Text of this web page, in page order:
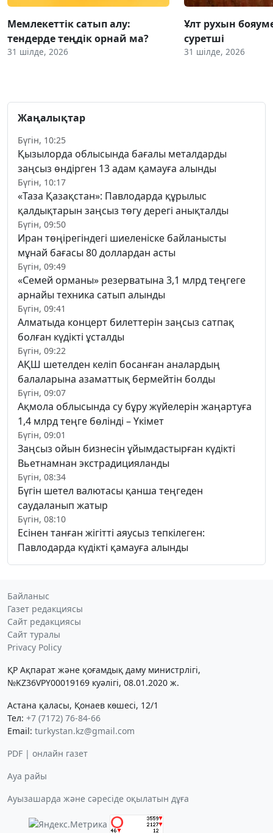
Мемлекеттік сатып алу:
тендерде теңдік орнай ма?
31 шілде, 2026
Ұлт рухын
суретші
31 шілде, 2026
Жаңалықтар
Бүгін, 10:25
Қызылорда облысында бағалы металдарды
заңсыз өндірген 13 адам қамауға алынды
Бүгін, 10:17
«Таза Қазақстан»: Павлодарда құрылыс
қалдықтарын заңсыз төгу дерегі анықталды
Бүгін, 09:50
Иран төңірегіндегі шиеленіске байланысты
мұнай бағасы 80 доллардан асты
Бүгін, 09:49
«Семей орманы» резерватына 3,1 млрд теңгеге
арнайы техника сатып алынды
Бүгін, 09:41
Алматыда концерт билеттерін заңсыз сатпақ
болған күдікті ұсталды
Бүгін, 09:22
АҚШ шетелден келіп босанған аналардың
балаларына азаматтық бермейтін болды
Бүгін, 09:07
Ақмола облысында су бұру жүйелерін жаңартуға
1,4 млрд теңге бөлінді – Үкімет
Бүгін, 09:01
Заңсыз ойын бизнесін ұйымдастырған күдікті
Вьетнамнан экстрадицияланды
Бүгін, 08:34
Бүгін шетел валютасы қанша теңгеден
саудаланып жатыр
Бүгін, 08:10
Есінен танған жігітті аяусыз тепкілеген:
Павлодарда күдікті қамауға алынды
Байланыс
Газет редакциясы
Сайт редакциясы
Сайт туралы
Privacy Policy
ҚР Ақпарат және қоғамдық даму министрлігі,
№KZ36VPY00019169 куәлігі, 08.01.2020 ж.
Астана қаласы, Қонаев көшесі, 12/1
Тел: +7 (7172) 76-84-66
Email: turkystan.kz@gmail.com
PDF | онлайн газет
Ауа райы
Ауызашарда және сәресіде оқылатын дұға